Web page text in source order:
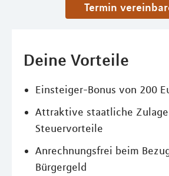
Termin
Deine Vorteile
Einsteiger-Bonus von 200
Attraktive staatliche
Steuervorteile
Anrechnungsfrei beim
Bürgergeld